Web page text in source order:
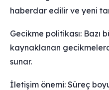
haberdar edilir ve yeni
Gecikme politikası: Bazı
kaynaklanan
sunar.
İletişim önemi: Süreç